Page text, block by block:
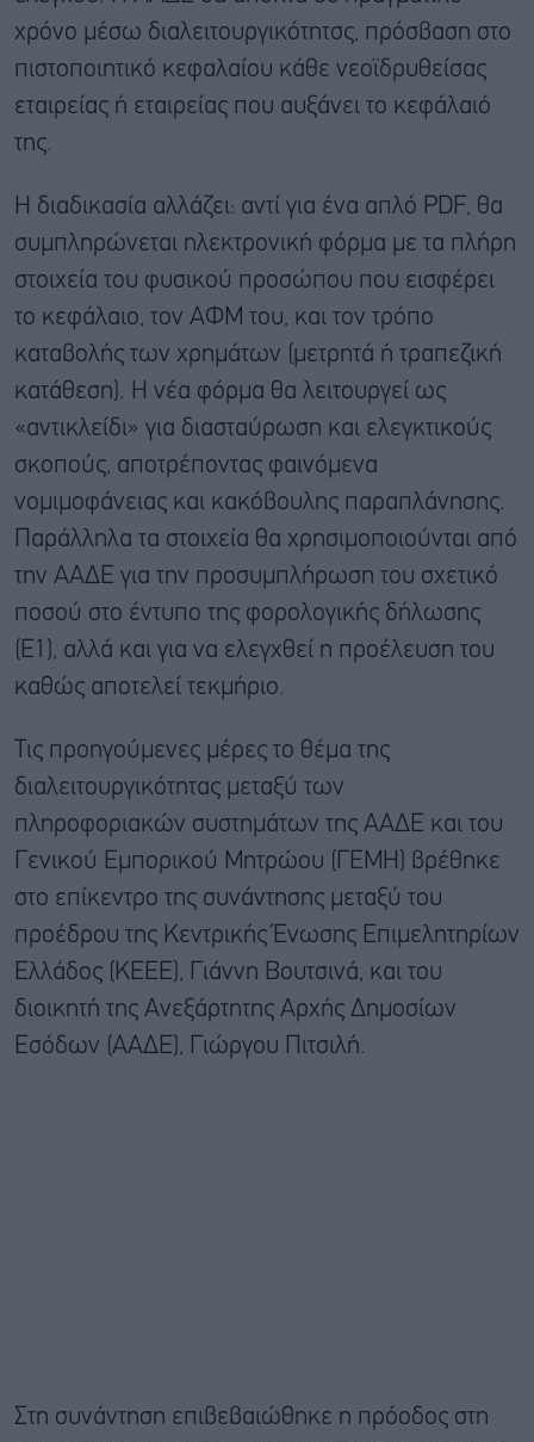
χρόνο μέσω διαλειτουργικότητσς, πρόσβαση στο
πιστοποιητικό κεφαλαίου κάθε νεοϊδρυθείσας
εταιρείας ή εταιρείας που αυξάνει το κεφάλαιό
της.
Η διαδικασία αλλάζει: αντί για ένα απλό PDF, θα
συμπληρώνεται ηλεκτρονική φόρμα με τα πλήρη
στοιχεία του φυσικού προσώπου που εισφέρει
το κεφάλαιο, τον ΑΦΜ του, και τον τρόπο
καταβολής των χρημάτων (μετρητά ή τραπεζική
κατάθεση). Η νέα φόρμα θα λειτουργεί ως
«αντικλείδι» για διασταύρωση και ελεγκτικούς
σκοπούς, αποτρέποντας φαινόμενα
νομιμοφάνειας και κακόβουλης παραπλάνησης.
Παράλληλα τα στοιχεία θα χρησιμοποιούνται από
την ΑΑΔΕ για την προσυμπλήρωση του σχετικό
ποσού στο έντυπο της φορολογικής δήλωσης
(Ε1), αλλά και για να ελεγχθεί η προέλευση του
καθώς αποτελεί τεκμήριο.
Τις προηγούμενες μέρες το θέμα της
διαλειτουργικότητας μεταξύ των
πληροφοριακών συστημάτων της ΑΑΔΕ και του
Γενικού Εμπορικού Μητρώου (ΓΕΜΗ) βρέθηκε
στο επίκεντρο της συνάντησης μεταξύ του
προέδρου της Κεντρικής Ένωσης Επιμελητηρίων
Ελλάδος (ΚΕΕΕ), Γιάννη Βουτσινά, και του
διοικητή της Ανεξάρτητης Αρχής Δημοσίων
Εσόδων (ΑΑΔΕ), Γιώργου Πιτσιλή.
Στη συνάντηση επιβεβαιώθηκε η πρόοδος στη